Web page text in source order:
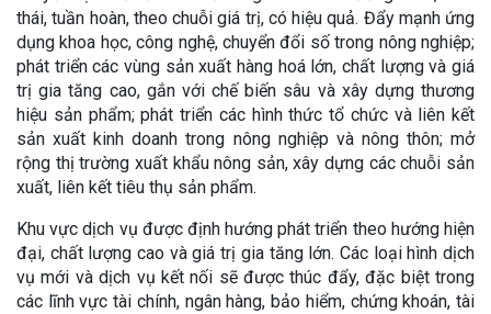
thái, tuần hoàn, theo chuỗi giá trị, có hiệu quả. Đẩy mạnh ứng
dụng khoa học, công nghệ, chuyển đổi số trong nông nghiệp;
phát triển các vùng sản xuất hàng hoá lớn, chất lượng và giá
trị gia tăng cao, gắn với chế biến sâu và xây dựng thương
hiệu sản phẩm; phát triển các hình thức tổ chức và liên kết
sản xuất kinh doanh trong nông nghiệp và nông thôn; mở
rộng thị trường xuất khẩu nông sản, xây dựng các chuỗi sản
xuất, liên kết tiêu thụ sản phẩm.
Khu vực dịch vụ được định hướng phát triển theo hướng hiện
đại, chất lượng cao và giá trị gia tăng lớn. Các loại hình dịch
vụ mới và dịch vụ kết nối sẽ được thúc đẩy, đặc biệt trong
các lĩnh vực tài chính, ngân hàng, bảo hiểm, chứng khoán, tài